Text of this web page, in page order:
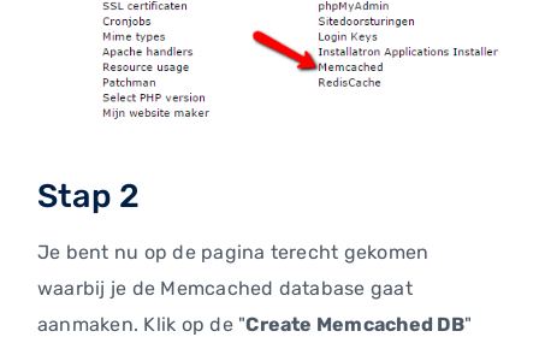
Stap 2
Je bent nu op de pagina terecht gekomen
waarbij je de Memcached database gaat
aanmaken. Klik op de "Create Memcached DB"